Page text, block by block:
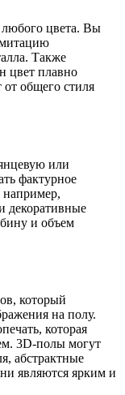
цвета. Вы
Также
цвет плавно
от общего стиля
или
фактурное
например,
декоративные
и объем
который
на полу.
которая
3D-полы могут
абстрактные
являются ярким и